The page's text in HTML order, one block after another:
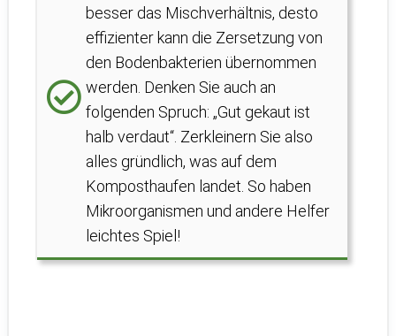
besser das Mischverhältnis, desto
effizienter kann die Zersetzung von
den Bodenbakterien übernommen
werden. Denken Sie auch an
folgenden Spruch: „Gut gekaut ist
halb verdaut“. Zerkleinern Sie also
alles gründlich, was auf dem
Komposthaufen landet. So haben
Mikroorganismen und andere Helfer
leichtes Spiel!